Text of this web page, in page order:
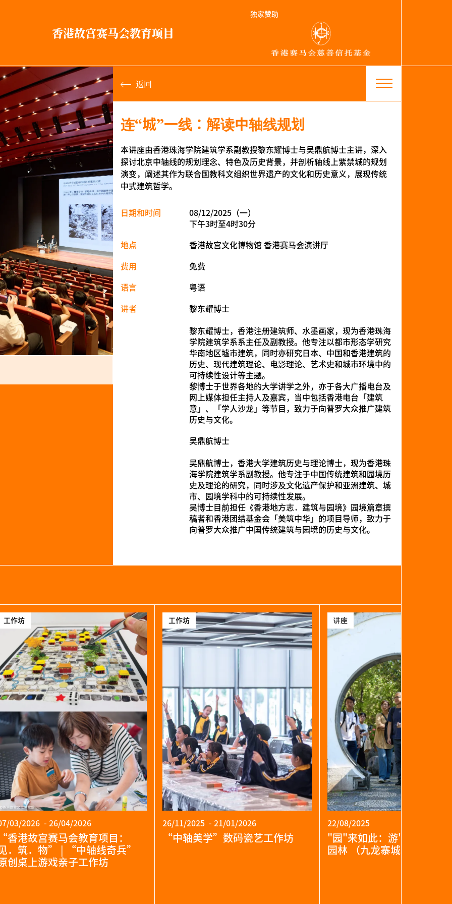
香港故宫赛马会教育项目
独家赞助
返回
连“城”一线：解读中轴线规划
本讲座由香港珠海学院建筑学系副教授黎东耀博士与吴鼎航博士主讲，深入
探讨北京中轴线的规划理念、特色及历史背景，并剖析轴线上紫禁城的规划
演变，阐述其作为联合国教科文组织世界遗产的文化和历史意义，展现传统
中式建筑哲学。
日期和时间
08/12/2025（一）
下午3时至4时30分
地点
香港故宫文化博物馆 香港赛马会演讲厅
费用
免费
语言
粤语
讲者
黎东耀博士
黎东耀博士，香港注册建筑师、水墨画家，现为香港珠海
学院建筑学系系主任及副教授。他专注以都市形态学研究
华南地区墟市建筑，同时亦研究日本、中国和香港建筑的
历史、现代建筑理论、电影理论、艺术史和城市环境中的
可持续性设计等主题。
黎博士于世界各地的大学讲学之外，亦于各大广播电台及
网上媒体担任主持人及嘉宾，当中包括香港电台「建筑
意」、「学人沙龙」等节目，致力于向普罗大众推广建筑
历史与文化。
吴鼎航博士
吴鼎航博士，香港大学建筑历史与理论博士，现为香港珠
海学院建筑学系副教授。他专注于中国传统建筑和园境历
史及理论的研究，同时涉及文化遗产保护和亚洲建筑、城
市、园境学科中的可持续性发展。
吴博士目前担任《香港地方志．建筑与园境》园境篇章撰
稿者和香港团结基金会「美筑中华」的项目导师，致力于
向普罗大众推广中国传统建筑与园境的历史与文化。
工作坊
03/2026 - 26/04/2026
香港故宫赛马会教育项目：
．筑．物” | “中轴线奇兵”
创桌上游戏亲子工作坊
工作坊
26/11/2025 - 21/01/2026
“中轴美学”数码瓷艺工作坊
讲座
22/08/2025
园 来如此：游
园林 （九龙寨城公园）